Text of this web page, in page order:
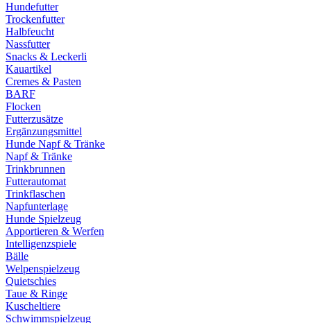
Hundefutter
Trockenfutter
Halbfeucht
Nassfutter
Snacks & Leckerli
Kauartikel
Cremes & Pasten
BARF
Flocken
Futterzusätze
Ergänzungsmittel
Hunde Napf & Tränke
Napf & Tränke
Trinkbrunnen
Futterautomat
Trinkflaschen
Napfunterlage
Hunde Spielzeug
Apportieren & Werfen
Intelligenzspiele
Bälle
Welpenspielzeug
Quietschies
Taue & Ringe
Kuscheltiere
Schwimmspielzeug